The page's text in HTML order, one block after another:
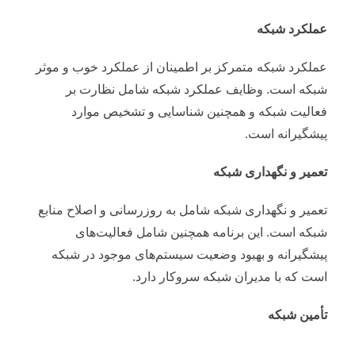
عملکرد شبکه
عملکرد شبکه متمرکز بر اطمینان از عملکرد خوب و موثر
شبکه است. وظایف عملکرد شبکه شامل نظارت بر
فعالیت شبکه و همچنین شناسایی و تشخیص موارد
پیشگیرانه است.
تعمیر و نگهداری شبکه
تعمیر و نگهداری شبکه شامل به روزرسانی و اصلاح منابع
شبکه است. این برنامه همچنین شامل فعالیت‌های
پیشگیرانه و بهبود وضعیت سیستم‌های موجود در شبکه
است که با مدیران شبکه سروکار دارد.
تأمین شبکه